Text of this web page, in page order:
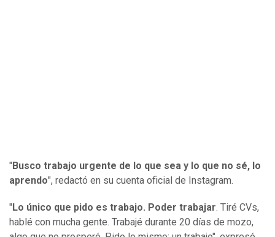
" Busco trabajo urgente de lo que sea y lo que no sé, lo
aprendo", redactó en su cuenta oficial de Instagram.
" Lo único que pido es trabajo. Poder trabajar. Tiré CVs,
hablé con mucha gente. Trabajé durante 20 días de mozo,